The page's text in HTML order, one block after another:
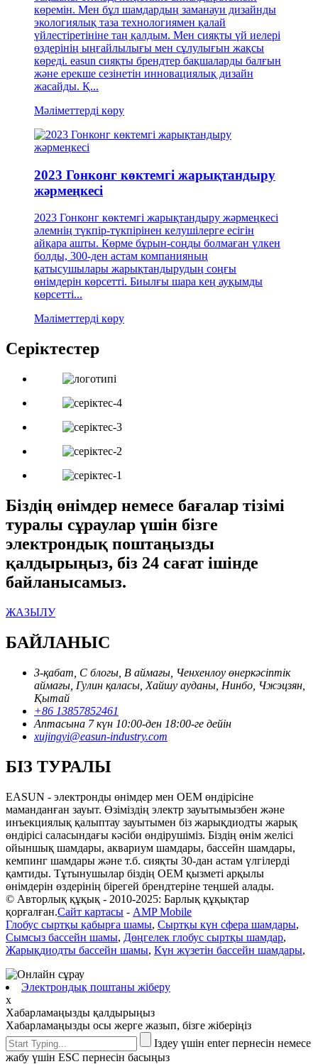
көремін. Мен бұл шамдардың заманауи дизайнды
экологиялық таза технологиямен қалай
үйлестіретініне таң қалдым. Мен сияқты үй иелері
өздерінің ыңғайлылығы мен сұлулығын жақсы
көреді. easun сияқты брендтер бақшаларды балғын
және ерекше сезінетін инновациялық дизайн
жасайды. Қ...
Мәліметтерді көру
2023 Гонконг көктемгі жарықтандыру
жәрмеңкесі
2023 Гонконг көктемгі жарықтандыру жәрмеңкесі
әлемнің түкпір-түкпірінен келушілерге есігін
айқара ашты. Көрме бұрын-соңды болмаған үлкен
болды, 300-ден астам компанияның
қатысушылары жарықтандырудың соңғы
өнімдерін көрсетті. Биылғы шара кең ауқымды
көрсетті...
Мәліметтерді көру
Серіктестер
Біздің өнімдер немесе бағалар тізімі
туралы сұраулар үшін бізге
электрондық поштаңызды
қалдырыңыз, біз 24 сағат ішінде
байланысамыз.
ЖАЗЫЛУ
БАЙЛАНЫС
3-қабат, С блогы, В аймағы, Ченхенлоу өнеркәсіптік
аймағы, Гулин қаласы, Хайшу ауданы, Нинбо, Чжэцзян,
Қытай
+86 13857852461
Аптасына 7 күн 10:00-ден 18:00-ге дейін
xujingyi@easun-industry.com
БІЗ ТУРАЛЫ
EASUN - электронды өнімдер мен OEM өндірісіне
маманданған зауыт. Өзіміздің электр зауытымызбен және
инъекциялық қалыптау зауытымен біз жарықдиодты жарық
өндірісі саласындағы кәсіби өндірушіміз. Біздің өнім желісі
ойыншық шамдары, аквариум шамдары, бассейн шамдары,
кемпинг шамдары және т.б. сияқты 30-дан астам үлгілерді
қамтиды. Тұтынушылар біздің OEM қызметі арқылы
өнімдерін өздерінің бірегей брендтеріне теңшей алады.
© Авторлық құқық - 2010-2025: Барлық құқықтар
қорғалған.Сайт картасы - AMP Mobile
Глобус сыртқы қабырға шамы, Сыртқы күн сфера шамдары,
Сымсыз бассейн шамы, Дөңгелек глобус сыртқы шамдар,
Жарықдиодты бассейн шамы, Күн жүзетін бассейн шамдары,
Электрондық поштаны жіберу
x
Хабарламаңызды қалдырыңыз
Хабарламаңызды осы жерге жазып, бізге жіберіңіз
Іздеу үшін enter пернесін немесе
жабу үшін ESC пернесін басыңыз